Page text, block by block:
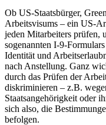
Ob US-Staatsbürger,
Arbeitsvisums – ein US-
jeden Mitarbeiters prüfen,
sogenannten I-9-
Identität und
nach Anstellung. Ganz
durch das Prüfen der
diskriminieren – z.B.
Staatsangehörigkeit oder
sich also, die
befolgen.